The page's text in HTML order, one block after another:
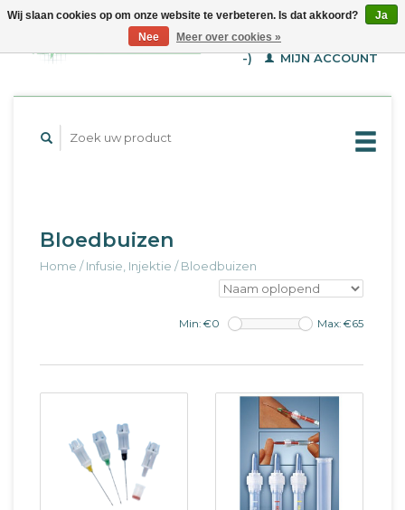
WINKELWAGEN (€--,-
-)
MIJN ACCOUNT
Bloedbuizen
Home /Infusie, Injektie /Bloedbuizen
Min: €0 Max: €65
Wij slaan cookies op om onze website te verbeteren. Is dat akkoord?
Ja
Nee
Meer over cookies »